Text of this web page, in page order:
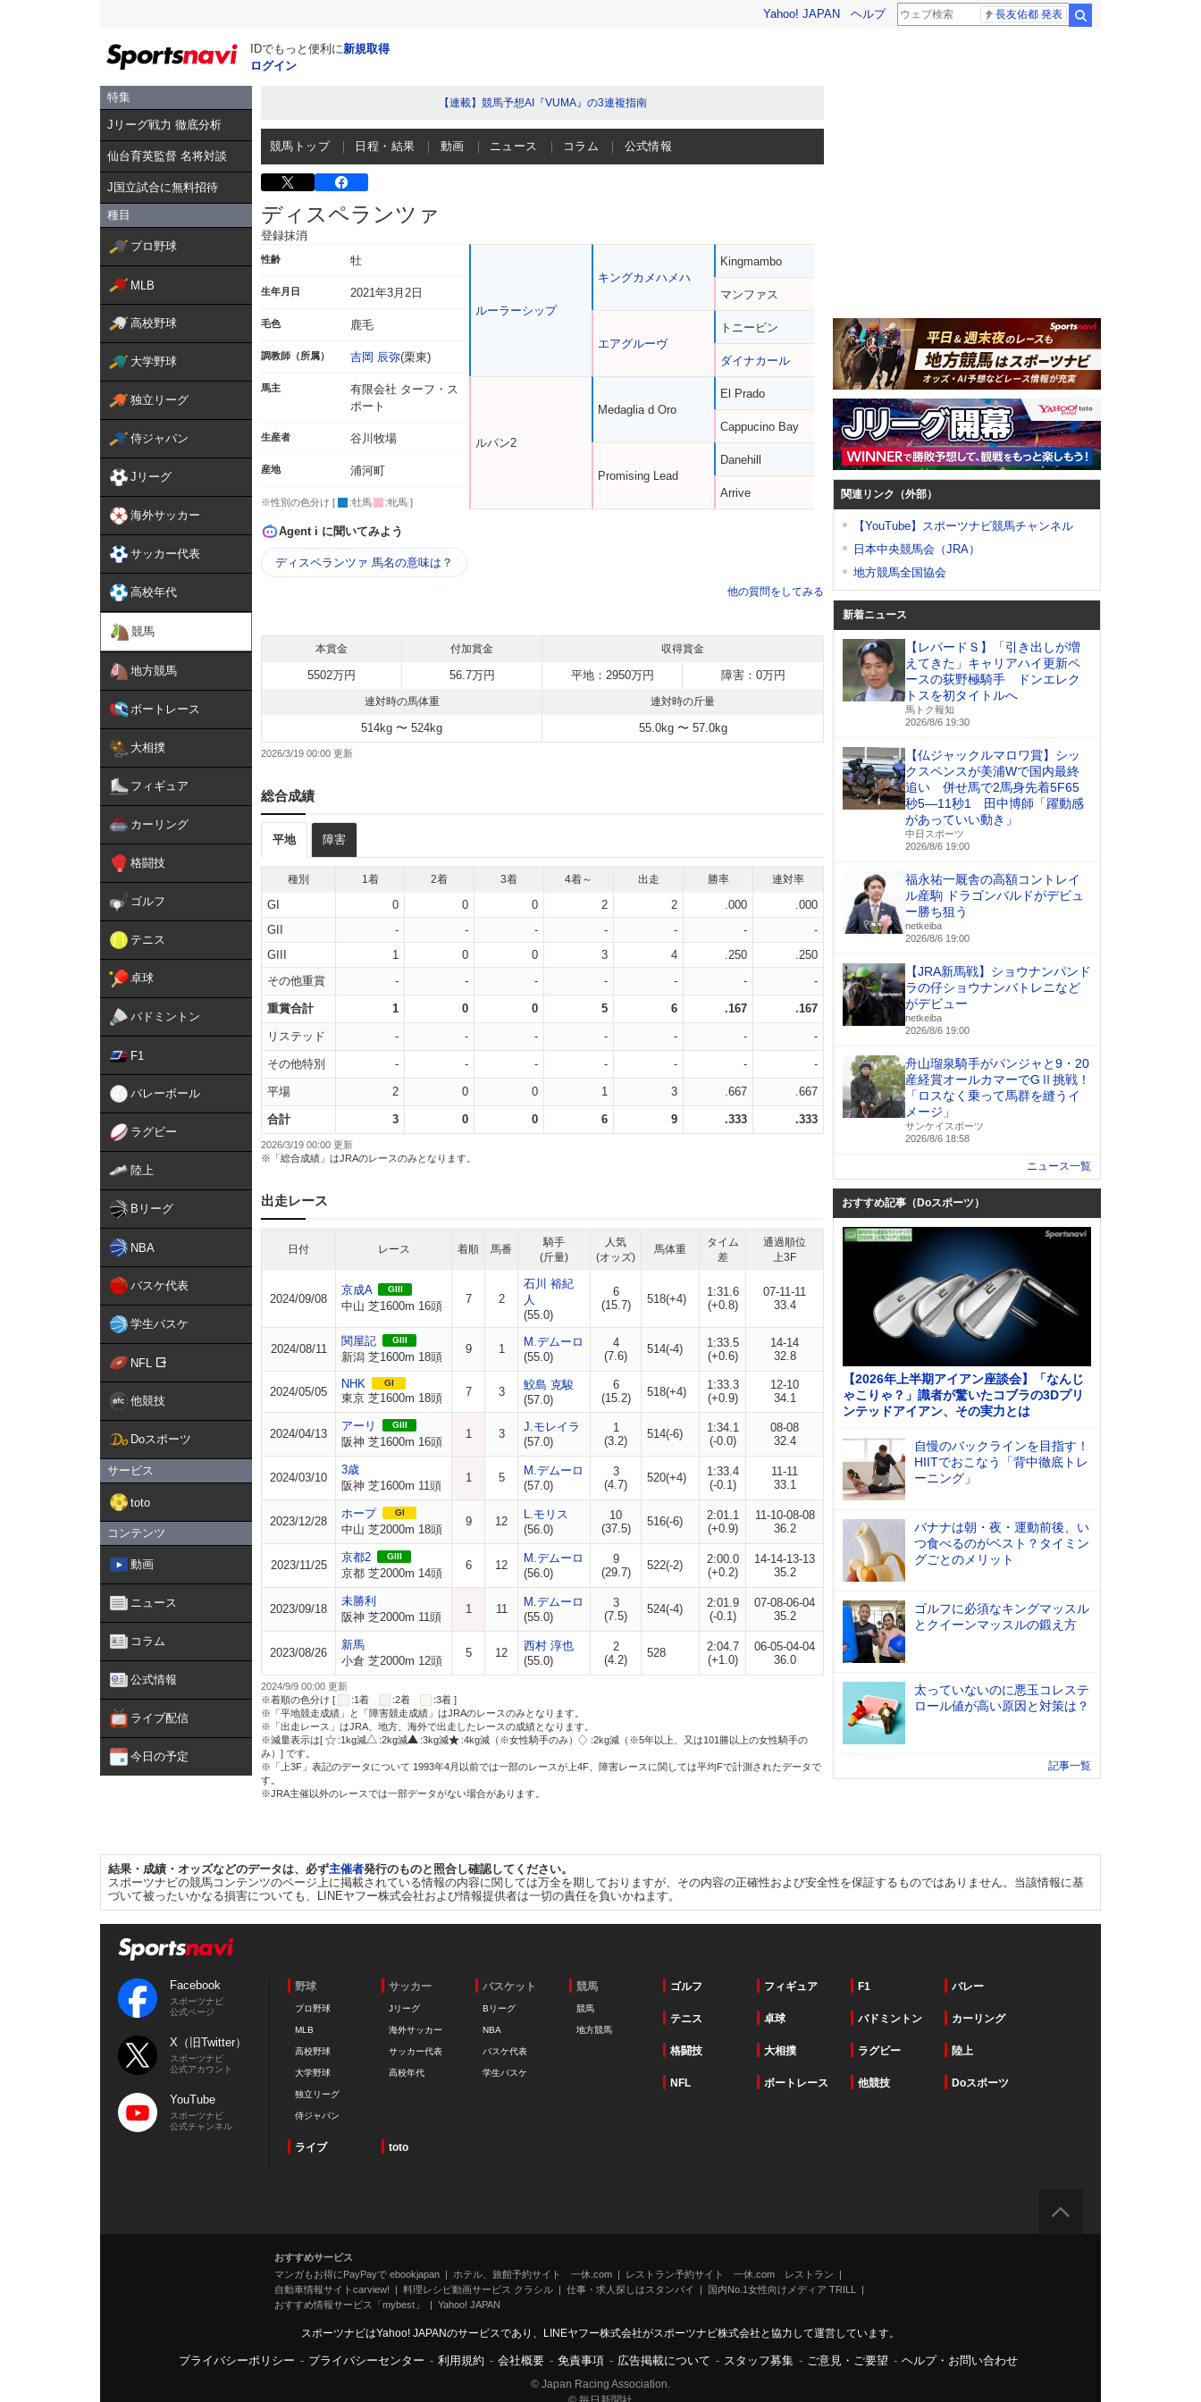
Yahoo! JAPAN ヘルプ 長友佑都 発表
IDでもっと便利に新規取得
ログイン
特集
Jリーグ戦力 徹底分析
仙台育英監督 名将対談
J国立試合に無料招待
種目
プロ野球
MLB
高校野球
大学野球
独立リーグ
侍ジャパン
Jリーグ
海外サッカー
サッカー代表
高校年代
競馬
地方競馬
ボートレース
大相撲
フィギュア
カーリング
格闘技
ゴルフ
テニス
卓球
バドミントン
F1
バレーボール
ラグビー
陸上
Bリーグ
NBA
バスケ代表
学生バスケ
NFL
他競技
Doスポーツ
サービス
toto
コンテンツ
動画
ニュース
コラム
公式情報
ライブ配信
今日の予定
【連載】競馬予想AI『VUMA』の3連複指南
競馬トップ 日程・結果 動画 ニュース コラム 公式情報
ディスペランツァ
登録抹消
性齢 牡
生年月日 2021年3月2日
毛色 鹿毛
調教師（所属） 吉岡 辰弥(栗東)
馬主
有限会社 ターフ・ス
ポート
生産者 谷川牧場
産地 浦河町
※性別の色分け [ :牡馬 :牝馬 ]
ルーラーシップ
ルパン2
キングカメハメハ
エアグルーヴ
Medaglia d Oro
Promising Lead
Kingmambo
マンファス
トニービン
ダイナカール
El Prado
Cappucino Bay
Danehill
Arrive
Agent i に聞いてみよう
ディスペランツァ 馬名の意味は？
他の質問をしてみる
本賞金 付加賞金 収得賞金
5502万円 56.7万円 平地：2950万円 障害：0万円
連対時の馬体重 連対時の斤量
514kg 〜 524kg 55.0kg 〜 57.0kg
2026/3/19 00:00
総合成績
平地 障害
種別 1着 2着 3着 4着～ 出走 勝率 連対率
GI 0 0 0 2 2 .000
.000
GII
- - - - - -
-
GIII
1 0 0 3 4 .250
.250
その他重賞
- - - - - - -
重賞合計 1 0 0 5 6 .167 .167
リステッド - - - - - - -
その他特別 - - - - - - -
平場 2 0 0 1 3 .667 .667
合計 3 0 0 6 9 .333 .333
2026/3/19 00:00 更新
※「総合成績」はJRAのレースのみとなります。
出走レース
日付 レース 着順 馬番
騎手
(斤量)
人気
(オッズ)
馬体重
タイム
差
通過順位
上3F
2024/09/08
京成A GIII
中山 芝1600m 16頭
7 2
石川 裕紀
人
(55.0)
6
(15.7)
518(+4)
1:31.6
(+0.8)
07-11-11
33.4
2024/08/11
関屋記 GIII
新潟 芝1600m 18頭
9 1
M.デムーロ
(55.0)
4
(7.6)
514(-4)
1:33.5
(+0.6)
14-14
32.8
2024/05/05
NHK GI
東京 芝1600m 18頭 7 3
鮫島 克駿
(57.0)
6
(15.2)
518(+4)
1:33.3
(+0.9)
12-10
34.1
2024/04/13
アーリ GIII
阪神 芝1600m 16頭
1 3
J.モレイラ
(57.0)
1
(3.2)
514(-6)
1:34.1
(-0.0)
08-08
32.4
2024/03/10
3歳
阪神 芝1600m 11頭
1 5
M.デムーロ
(57.0)
3
(4.7)
520(+4)
1:33.4
(-0.1)
11-11
33.1
2023/12/28
ホープ GI
中山 芝2000m 18頭
9 12
L.モリス
(56.0)
10
(37.5)
516(-6)
2:01.1
(+0.9)
11-10-08-08
36.2
2023/11/25
京都2 GIII
京都 芝2000m 14頭
6 12
M.デムーロ
(56.0)
9
(29.7)
522(-2)
2:00.0
(+0.2)
14-14-13-13
35.2
2023/09/18
未勝利
阪神 芝2000m 11頭
1 11
M.デムーロ
(55.0)
3
(7.5)
524(-4)
2:01.9
(-0.1)
07-08-06-04
35.2
2023/08/26
新馬
小倉 芝2000m 12頭
5 12
西村 淳也
(55.0)
2
(4.2)
528
2:04.7
(+1.0)
06-05-04-04
36.0
2024/9/9 00:00 更新
※着順の色分け [
:1着 :2着
:3着 ]
※「平地競走成績」と「障害競走成績」はJRAのレースのみとなります。
※「出走レース」はJRA、地方、海外で出走したレースの成績となります。
※減量表示は[
:1kg減 :2kg減 :3kg減 :4kg減（※女性騎手のみ）
:2kg減（※5年以上、又は101勝以上の女性騎手の
み）] です。
※「上3F」表記のデータについて 1993年4月以前では一部のレースが上4F、障害レースに関しては平均Fで計測されたデータで
す。
※JRA主催以外のレースでは一部データがない場合があります。
関連リンク（外部）
【YouTube】スポーツナビ競馬チャンネル
日本中央競馬会（JRA）
地方競馬全国協会
新着ニュース
【レパードＳ】「引き出しが増
えてきた」キャリアハイ更新ペ
ースの荻野極騎手 ドンエレク
トスを初タイトルへ
馬トク報知
2026/8/6 19:30
【仏ジャックルマロワ賞】シッ
クスペンスが美浦Wで国内最終
追い 併せ馬で2馬身先着5F65
秒5―11秒1 田中博師「躍動感
があっていい動き」
中日スポーツ
2026/8/6 19:00
福永祐一厩舎の高額コントレイ
ル産駒 ドラゴンバルドがデビュ
ー勝ち狙う
netkeiba
2026/8/6 19:00
【JRA新馬戦】ショウナンパンド
ラの仔ショウナンバトレニなど
がデビュー
netkeiba
2026/8/6 19:00
舟山瑠泉騎手がパンジャと9・20
産経賞オールカマーでGⅡ挑戦！
「ロスなく乗って馬群を縫うイ
メージ」
サンケイスポーツ
2026/8/6 18:58
ニュース一覧
おすすめ記事（Doスポーツ）
【2026年上半期アイアン座談会】「なんじ
ゃこりゃ？」識者が驚いたコブラの3Dプリ
ンテッドアイアン、その実力とは
自慢のバックラインを目指す！
HIITでおこなう「背中徹底トレ
ーニング」
バナナは朝・夜・運動前後、い
つ食べるのがベスト？タイミン
グごとのメリット
ゴルフに必須なキングマッスル
とクイーンマッスルの鍛え方
太っていないのに悪玉コレステ
ロール値が高い原因と対策は？
記事一覧
結果・成績・オッズなどのデータは、必ず主催者発行のものと照合し確認してください。
スポーツナビの競馬コンテンツのページ上に掲載されている情報の内容に関しては万全を期しておりますが、その内容の正確性および安全性を保証するものではありません。当該情報に基
づいて被ったいかなる損害についても、LINEヤフー株式会社および情報提供者は一切の責任を負いかねます。
Facebook
スポーツナビ
公式ページ
X（旧Twitter）
スポーツナビ
公式アカウント
YouTube
スポーツナビ
公式チャンネル
野球
プロ野球
MLB
高校野球
大学野球
独立リーグ
侍ジャパン
サッカー
Jリーグ
海外サッカー
サッカー代表
高校年代
バスケット
Bリーグ
NBA
バスケ代表
学生バスケ
競馬
競馬
地方競馬
ゴルフ フィギュア F1 バレー
テニス 卓球 バドミントン カーリング
格闘技 大相撲 ラグビー 陸上
NFL ボートレース 他競技 Doスポーツ
ライブ toto
おすすめサービス
マンガもお得にPayPayで ebookjapan
ホテル、旅館予約サイト 一休.com
レストラン予約サイト 一休.com レストラン
自動車情報サイトcarview!
料理レシピ動画サービス クラシル 仕事・求人探しはスタンバイ
国内No.1女性向けメディア TRILL
おすすめ情報サービス「mybest」
Yahoo! JAPAN
スポーツナビはYahoo! JAPANのサービスであり、LINEヤフー株式会社がスポーツナビ株式会社と協力して運営しています。
プライバシーポリシー - プライバシーセンター - 利用規約 - 会社概要 - 免責事項 - 広告掲載について - スタッフ募集 - ご意見・ご要望 - ヘルプ・お問い合わせ
© Japan Racing Association.